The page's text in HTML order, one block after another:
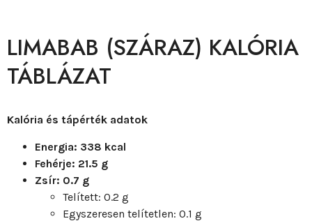
LIMABAB (SZÁRAZ) KALÓRIA
TÁBLÁZAT
Kalória és tápérték adatok
Energia: 338 kcal
Fehérje: 21.5 g
Zsír: 0.7 g
Telített: 0.2 g
Egyszeresen telítetlen: 0.1 g